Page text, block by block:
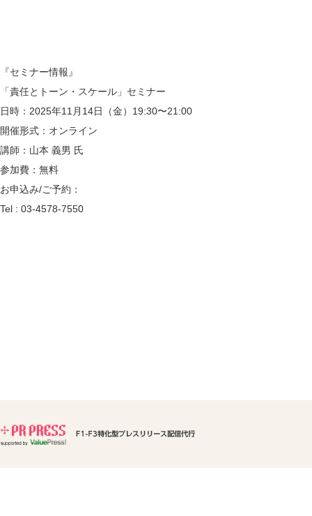
『セミナー情報』
「責任とトーン・スケール」セミナー
日時：2025年11月14日（金）19:30〜21:00
開催形式：オンライン
講師：山本 義男 氏
参加費：無料
お申込み/ご予約：
Tel : 03-4578-7550